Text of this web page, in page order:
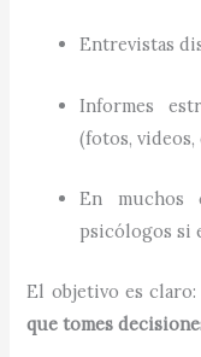
Entrevistas
Informes
(fotos, videos,
En muchos
psicólogos si
El objetivo es claro:
que tomes